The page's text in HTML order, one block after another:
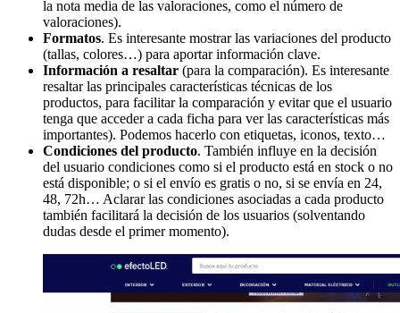
la nota media de las valoraciones, como el número de
valoraciones).
Formatos. Es interesante mostrar las variaciones del producto
(tallas, colores…) para aportar información clave.
Información a resaltar (para la comparación). Es interesante
resaltar las principales características técnicas de los
productos, para facilitar la comparación y evitar que el usuario
tenga que acceder a cada ficha para ver las características más
importantes). Podemos hacerlo con etiquetas, iconos, texto…
Condiciones del producto. También influye en la decisión
del usuario condiciones como si el producto está en stock o no
está disponible; o si el envío es gratis o no, si se envía en 24,
48, 72h… Aclarar las condiciones asociadas a cada producto
también facilitará la decisión de los usuarios (solventando
dudas desde el primer momento).